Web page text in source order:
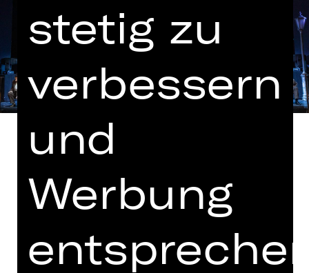
In deutscher Sprache mit deutschen
und englischen Übertiteln
In Zusammenarbeit mit der
Bayerischen Theaterakademie August
stetig zu
verbessern
und
Werbung